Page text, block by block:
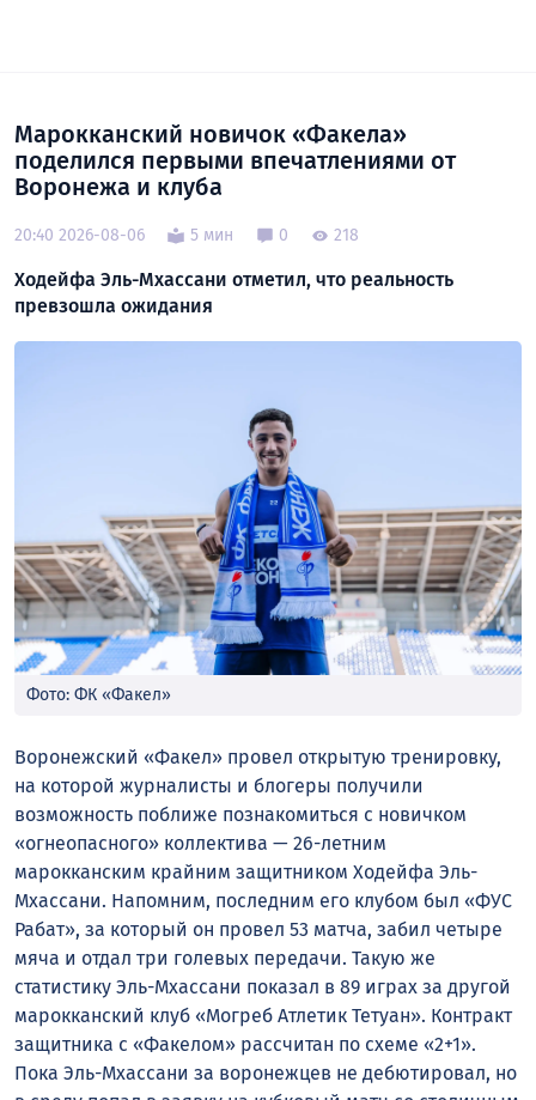
Марокканский новичок «Факела»
поделился первыми впечатлениями от
Воронежа и клуба
20:40 2026-08-06 5 мин 0 218
Ходейфа Эль-Мхассани отметил, что реальность
превзошла ожидания
Фото: ФК «Факел»
Воронежский «Факел» провел открытую тренировку,
на которой журналисты и блогеры получили
возможность поближе познакомиться с новичком
«огнеопасного» коллектива — 26-летним
марокканским крайним защитником Ходейфа Эль-
Мхассани. Напомним, последним его клубом был «ФУС
Рабат», за который он провел 53 матча, забил четыре
мяча и отдал три голевых передачи. Такую же
статистику Эль-Мхассани показал в 89 играх за другой
марокканский клуб «Могреб Атлетик Тетуан». Контракт
защитника с «Факелом» рассчитан по схеме «2+1».
Пока Эль-Мхассани за воронежцев не дебютировал, но